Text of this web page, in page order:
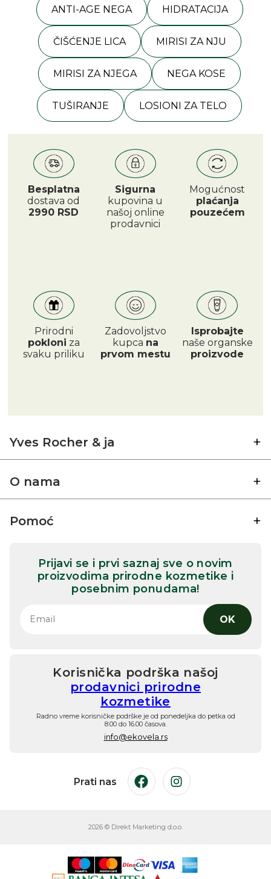
ANTI-AGE NEGA HIDRATACIJA
ČIŠĆENJE LICA MIRISI ZA NJU
MIRISI ZA NJEGA NEGA KOSE
TUŠIRANJE LOSIONI ZA TELO
Besplatna
dostava od
2990 RSD
Sigurna
kupovina u
našoj online
prodavnici
Mogućnost
plaćanja
pouzećem
Prirodni
pokloni za
svaku priliku
Zadovoljstvo
kupca na
prvom mestu
Isprobajte
naše organske
proizvode
Yves Rocher & ja
O nama
Pomoć
Prijavi se i prvi saznaj sve o novim
proizvodima prirodne kozmetike i
posebnim ponudama!
OK
Korisnička podrška našoj
prodavnici prirodne
kozmetike
Radno vreme korisničke podrške je od ponedeljka do petka od
8.00 do 16.00 časova.
info@ekovela.rs
Prati nas FacebookInstagram
2026 © Direkt Marketing d.o.o.